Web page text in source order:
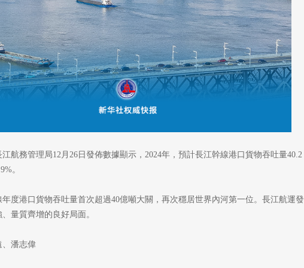
航務管理局12月26日發佈數據顯示，2024年，預計長江幹線港口貨物吞吐量40.2
。
度港口貨物吞吐量首次超過40億噸大關，再次穩居世界內河第一位。長江航運發
量質齊增的良好局面。
、潘志偉